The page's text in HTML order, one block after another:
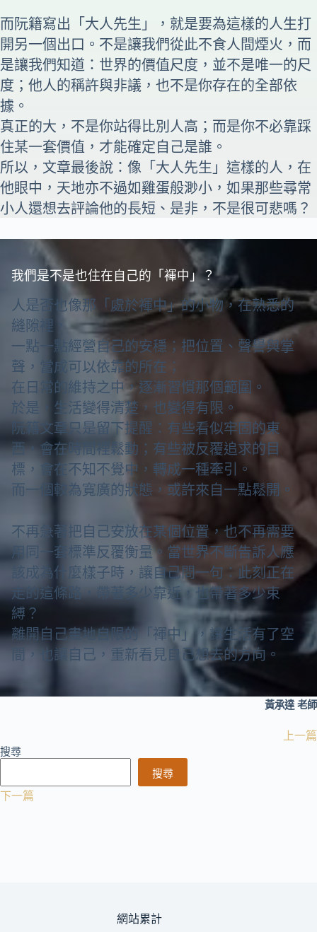
而阮籍寫出「大人先生」，就是要為這樣的人生打
開另一個出口。不是讓我們從此不食人間煙火，而
是讓我們知道：世界的價值尺度，並不是唯一的尺
度；他人的稱許與非議，也不是你存在的全部依
據。
真正的大，不是你站得比別人高；而是你不必靠踩
住某一套價值，才能確定自己是誰。
所以，文章最後說：像「大人先生」這樣的人，在
他眼中，天地亦不過如雞蛋般渺小，如果那些尋常
小人還想去評論他的長短、是非，不是很可悲嗎？
我們是不是也住在自己的「褌中」？
人是否也像那「處於褌中」的小物，在熟悉的
縫隙裡，
一點一點經營自己的安穩；把位置、聲譽與掌
聲，當成可以依靠的所在；
在日常的維持之中，逐漸習慣那個範圍。
於是，生活變得清楚，也變得有限。
阮籍文章只是留下提醒：有些看似牢固的東
西，會在時間裡鬆動；有些被反覆追求的目
標，會在不知不覺中，轉成一種牽引。
而一個較為寬廣的狀態，或許來自一點鬆開。
不再急著把自己安放在某個位置，也不再需要
用同一套標準反覆衡量。當世界不斷告訴人應
該成為什麼樣子時，讓自己問一句：此刻正在
走的這條路，帶著多少靠近，也帶著多少束
縛？
離開自己畫地自限的「褌中」，讓生活有了空
間，也讓自己，重新看見自己想去的方向。
黃承達 老師
上一篇
搜尋
搜尋
下一篇
網站累計